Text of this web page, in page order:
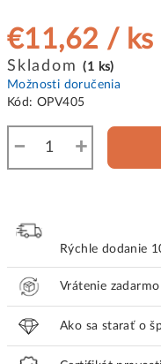
€11,62 / ks
Jednotková
cena:
Skladom(1 ks)
Možnosti doručenia
Kód: OPV405
+
−
Rýchle dodanie
Vrátenie
Ako sa starať o